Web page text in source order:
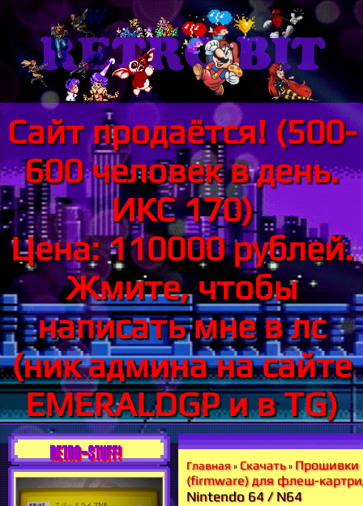
Сайт продаётся! (500-
600 человек в день.
ИКС 170)
Цена: 110000 рублей.
Жмите, чтобы
написать мне в лс
(ник админа на сайте
EMERALDGP и в TG)
RETRO-STUFF!
Главная» Скачать» Прошивки
(firmware) для флеш-
Nintendo 64 / N64